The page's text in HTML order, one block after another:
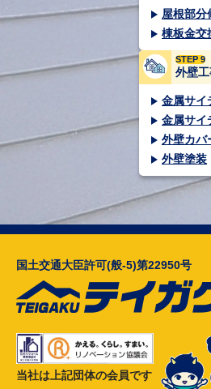
屋根部分
棟板金交
STEP 9
外壁
金属サイ
金属サイ
外壁カバ
外壁塗装
国土交通大臣許可(般-5)第22950号
当社は上記団体の会員です